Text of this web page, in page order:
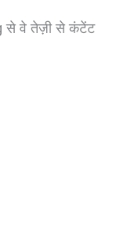
से वे तेज़ी से कंटेंट